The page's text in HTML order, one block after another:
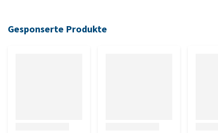
Gesponserte Produkte